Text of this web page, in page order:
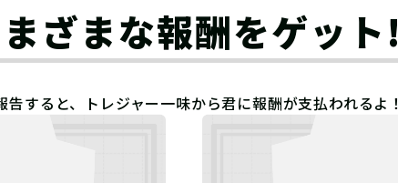
ざまな報酬をゲット!
告すると、トレジャー一味から君に報酬が支払われるよ！